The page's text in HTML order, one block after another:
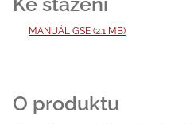
MANUÁL GSE (2.1 MB)